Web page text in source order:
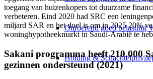
Onroerend goed belasting
Holding &
toegang van huizenkopers tot duurzame
verbeteren. Eind 2020 had SRC een
miljard SAR en het doel is om in 2025 20%
woninghypotheekmarkt in Saudi-Arabië te
Sakani programma heeft 210.000
gezinnen ondersteund (2021)